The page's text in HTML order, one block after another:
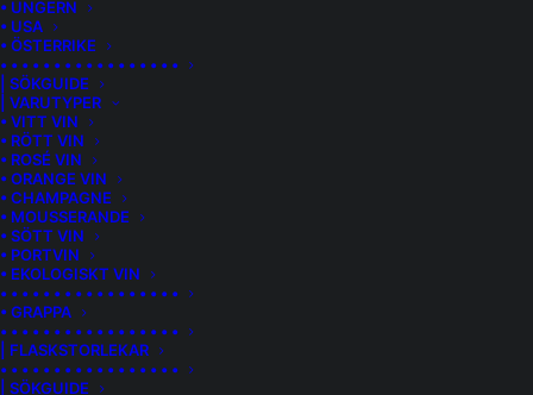
• UNGERN
• USA
• ÖSTERRIKE
• • • • • • • • • • • • • • • • •
| SÖKGUIDE
| VARUTYPER
• VITT VIN
• RÖTT VIN
• ROSÉ VIN
• ORANGE VIN
• CHAMPAGNE
• MOUSSERANDE
• SÖTT VIN
• PORTVIN
• EKOLOGISKT VIN
• • • • • • • • • • • • • • • • •
• GRAPPA
• • • • • • • • • • • • • • • • •
| FLASKSTORLEKAR
• • • • • • • • • • • • • • • • •
| SÖKGUIDE